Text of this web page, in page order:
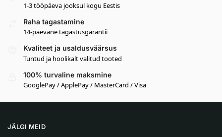
1-3 tööpäeva jooksul kogu Eestis
Raha tagastamine
14-päevane tagastusgarantii
Kvaliteet ja usaldusväärsus
Tuntud ja hoolikalt valitud tooted
100% turvaline maksmine
GooglePay / ApplePay / MasterCard / Visa
JÄLGI MEID